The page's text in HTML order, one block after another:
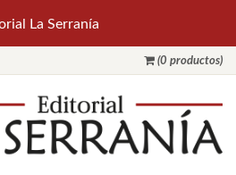
(0 productos)
La Serranía